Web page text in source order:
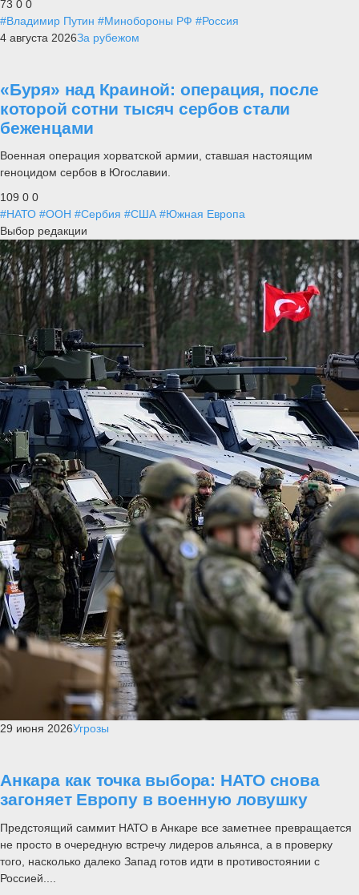
73 0 0
#Владимир Путин #Минобороны РФ #Россия
4 августа 2026За рубежом
«Буря» над Краиной: операция, после
которой сотни тысяч сербов стали
беженцами
Военная операция хорватской армии, ставшая настоящим
геноцидом сербов в Югославии.
109 0 0
#НАТО #ООН #Сербия #США #Южная Европа
Выбор редакции
29 июня 2026Угрозы
Анкара как точка выбора: НАТО снова
загоняет Европу в военную ловушку
Предстоящий саммит НАТО в Анкаре все заметнее превращается
не просто в очередную встречу лидеров альянса, а в проверку
того, насколько далеко Запад готов идти в противостоянии с
Россией....